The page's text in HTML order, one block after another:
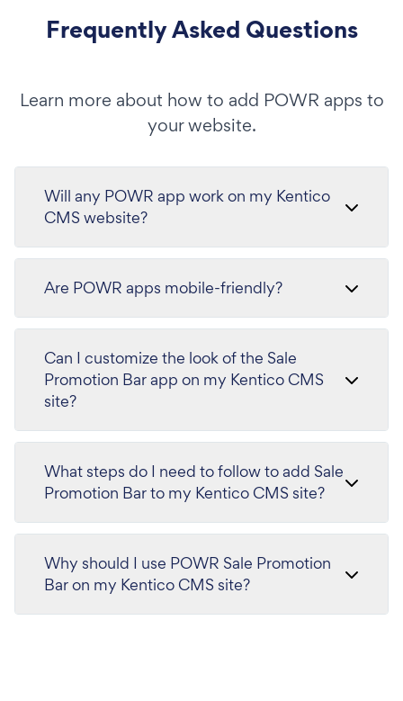
Frequently Asked Questions
Learn more about how to add POWR apps to
your website.
Will any POWR app work on my Kentico
CMS website?
Are POWR apps mobile-friendly?
Can I customize the look of the Sale
Promotion Bar app on my Kentico CMS
site?
What steps do I need to follow to add Sale
Promotion Bar to my Kentico CMS site?
Why should I use POWR Sale Promotion
Bar on my Kentico CMS site?